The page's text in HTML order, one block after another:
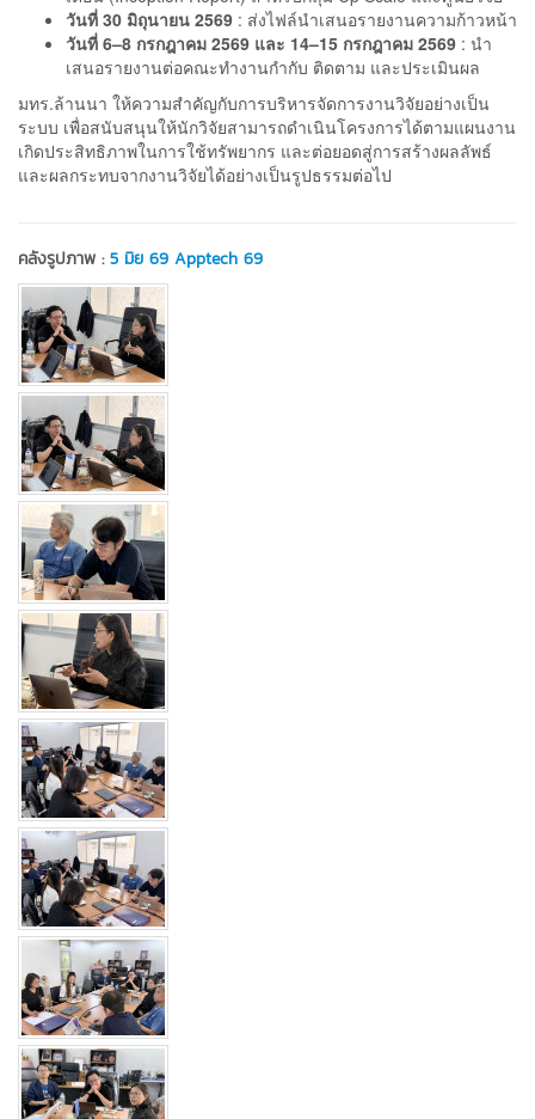
วันที่ 30 มิถุนายน 2569 : ส่งไฟล์นำเสนอรายงานความก้าวหน้า
วันที่ 6–8 กรกฎาคม 2569 และ 14–15 กรกฎาคม 2569 : นำ
เสนอรายงานต่อคณะทำงานกำกับ ติดตาม และประเมินผล
มทร.ล้านนา ให้ความสำคัญกับการบริหารจัดการงานวิจัยอย่างเป็น
ระบบ เพื่อสนับสนุนให้นักวิจัยสามารถดำเนินโครงการได้ตามแผนงาน
เกิดประสิทธิภาพในการใช้ทรัพยากร และต่อยอดสู่การสร้างผลลัพธ์
และผลกระทบจากงานวิจัยได้อย่างเป็นรูปธรรมต่อไป
คลังรูปภาพ :5 มิย 69 Apptech 69